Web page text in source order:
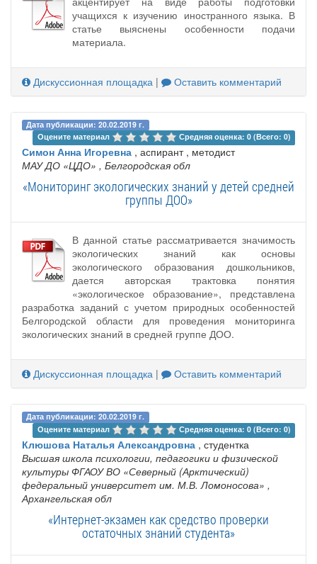
учащихся к изучению иностранного языка. В
статье выяснены особенности подачи
материала.
Дискуссионная площадка | Оставить комментарий
Дата публикации: 20.02.2019 г.
Оцените материал
Средняя оценка: 0 (Всего: 0)
Симон Анна Игоревна , аспирант , методист
МАУ ДО «ЦДО» , Белгородская обл
«Мониторинг экологических знаний у детей средней
группы ДОО»
В данной статье рассматривается значимость
экологических знаний как основы
экологического образования дошкольников,
дается авторская трактовка понятия
«экологическое образование», представлена
разработка заданий с учетом природных особенностей
Белгородской области для проведения мониторинга
экологических знаний в средней группе ДОО.
Дискуссионная площадка | Оставить комментарий
Дата публикации: 20.02.2019 г.
Оцените материал
Средняя оценка: 0 (Всего: 0)
Клюшова Наталья Александровна , студентка
Высшая школа психологии, педагогики и физической
культуры ФГАОУ ВО «Северный (Арктический)
федеральный университет им. М.В. Ломоносова» ,
Архангельская обл
«Интернет-экзамен как средство проверки
остаточных знаний студента»